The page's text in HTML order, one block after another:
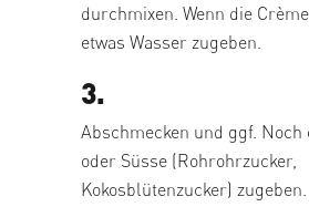
durchmixen. Wenn die
etwas Wasser zugeben.
3.
Abschmecken und ggf. Noch
oder Süsse (Rohrohrzucker,
Kokosblütenzucker) zugeben.